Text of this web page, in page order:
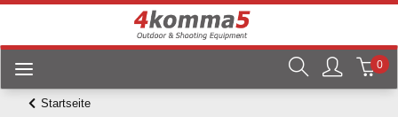
0
Startseite